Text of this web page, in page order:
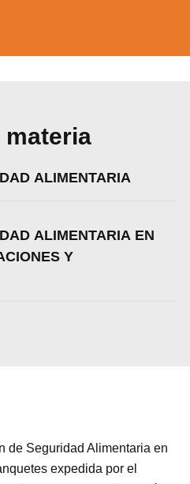
materia
ALIMENTARIA
ALIMENTARIA EN
Y
de Seguridad Alimentaria en
expedida por el